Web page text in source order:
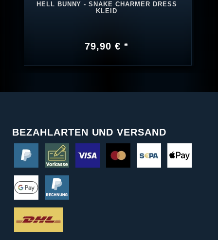
HELL BUNNY - SNAKE CHARMER DRESS
KLEID
79,90 € *
BEZAHLARTEN UND VERSAND